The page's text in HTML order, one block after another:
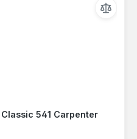
541 Carpenter